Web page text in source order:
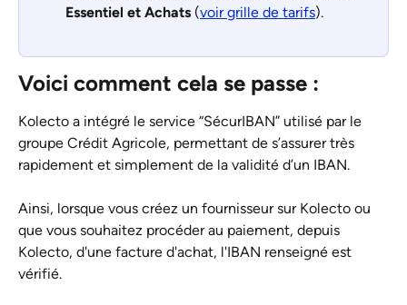
Essentiel et Achats (voir grille de tarifs).
Voici comment cela se passe :
Kolecto a intégré le service “SécurIBAN” utilisé par le
groupe Crédit Agricole, permettant de s’assurer très
rapidement et simplement de la validité d’un IBAN.
Ainsi, lorsque vous créez un fournisseur sur Kolecto ou
que vous souhaitez procéder au paiement, depuis
Kolecto, d'une facture d'achat, l'IBAN renseigné est
vérifié.